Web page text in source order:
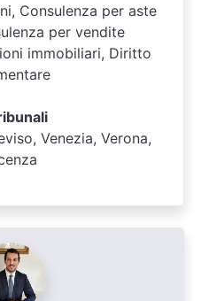
Consulenza per aste
per vendite
immobiliari, Diritto
Venezia, Verona,